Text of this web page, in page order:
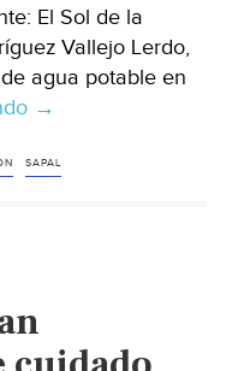
de
Laguna)
El Sol de la
Vallejo Lerdo,
agua potable en
Durango:
lunes
de
agua
→
SAPAL